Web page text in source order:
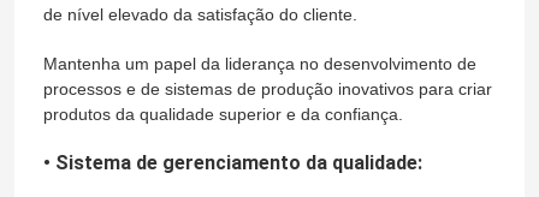
de nível elevado da satisfação do cliente.
Mantenha um papel da liderança no desenvolvimento de
processos e de sistemas de produção inovativos para criar
produtos da qualidade superior e da confiança.
• Sistema de gerenciamento da qualidade: